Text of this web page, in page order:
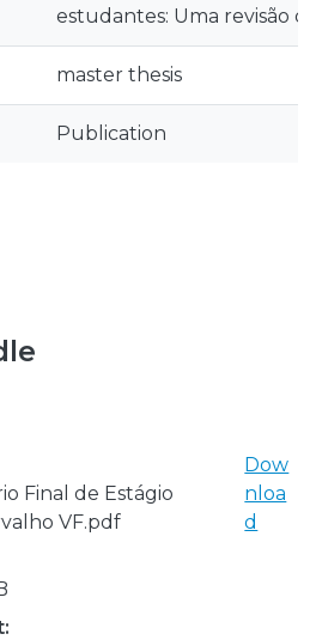
estudantes: Uma revisão
master thesis
Publication
Final de Estágio
VF.pdf
Dow
nloa
d